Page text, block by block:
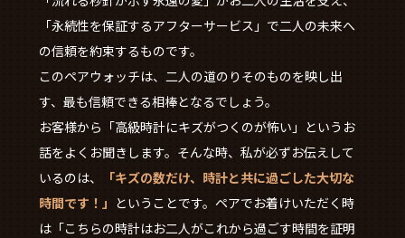
「永続性を保証するアフターサービス」で二人の未来へ
の信頼を約束するものです。
このペアウォッチは、二人の道のりそのものを映し出
す、最も信頼できる相棒となるでしょう。
お客様から「高級時計にキズがつくのが怖い」というお
話をよくお聞きします。そんな時、私が必ずお伝えして
いるのは、
「キズの数だけ、時計と共に過ごした大切な
時間です！」 ということです。ペアでお着けいただく時
は「こちらの時計はお二人がこれから過ごす時間を証明